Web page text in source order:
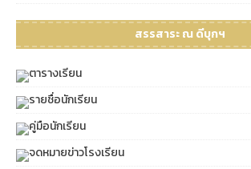
สรรสาระ ณ ดีบุกฯ
ตารางเรียน
รายชื่อนักเรียน
คู่มือนักเรียน
จดหมายข่าวโรงเรียน